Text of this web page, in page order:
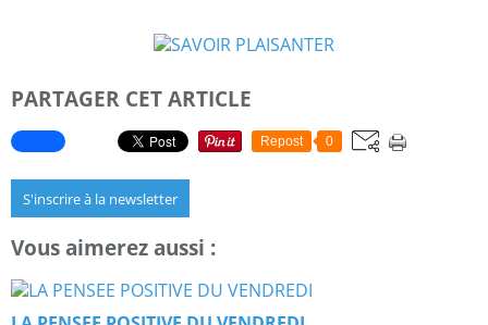
PARTAGER CET ARTICLE
Repost 0
S'inscrire à la newsletter
Vous aimerez aussi :